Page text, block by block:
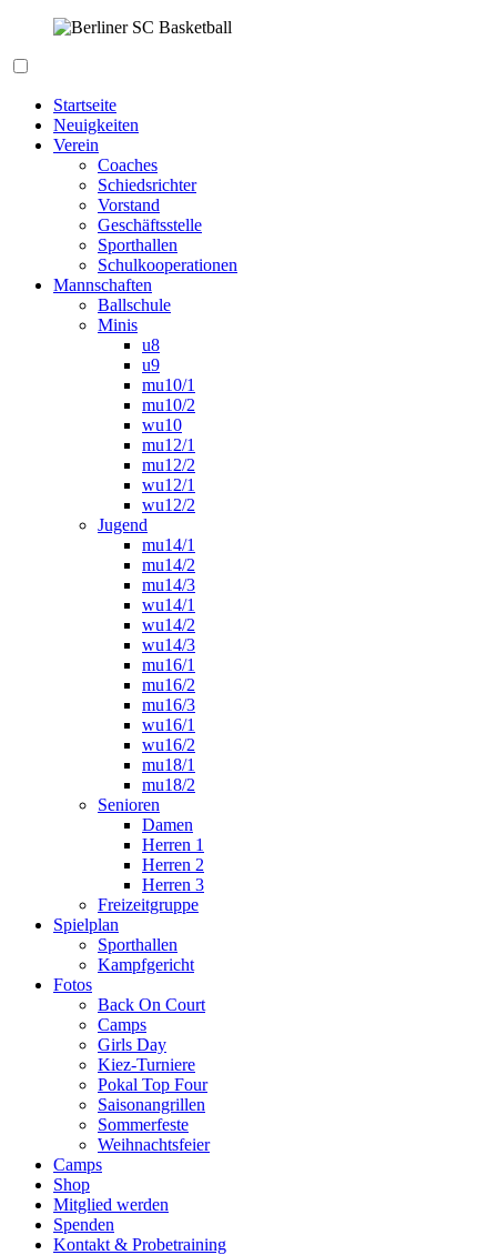
springen
Startseite
Neuigkeiten
Verein
Coaches
Schiedsrichter
Vorstand
Geschäftsstelle
Sporthallen
Schulkooperationen
Mannschaften
Ballschule
Minis
u8
u9
mu10/1
mu10/2
wu10
mu12/1
mu12/2
wu12/1
wu12/2
Jugend
mu14/1
mu14/2
mu14/3
wu14/1
wu14/2
wu14/3
mu16/1
mu16/2
mu16/3
wu16/1
wu16/2
mu18/1
mu18/2
Senioren
Damen
Herren 1
Herren 2
Herren 3
Freizeitgruppe
Spielplan
Sporthallen
Kampfgericht
Fotos
Back On Court
Camps
Girls Day
Kiez-Turniere
Pokal Top Four
Saisonangrillen
Sommerfeste
Weihnachtsfeier
Camps
Shop
Mitglied werden
Spenden
Kontakt & Probetraining